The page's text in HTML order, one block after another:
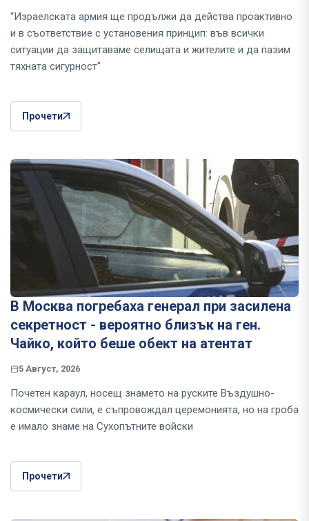
“Израелската армия ще продължи да действа проактивно
и в съответствие с установения принцип: във всички
ситуации да защитаваме селищата и жителите и да пазим
тяхната сигурност"
Прочети
В Москва погребаха генерал при засилена
секретност - вероятно близък на ген.
Чайко, който беше обект на атентат
5 Август, 2026
Почетен караул, носещ знамето на руските Въздушно-
космически сили, е съпровождал церемонията, но на гроба
е имало знаме на Сухопътните войски
Прочети